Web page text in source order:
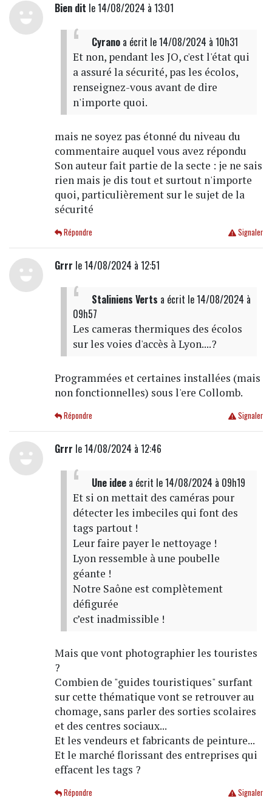
Bien dit le 14/08/2024 à 13:01
Cyranoa écrit le 14/08/2024 à 10h31
Et non, pendant les JO, c'est l'état qui
a assuré la sécurité, pas les écolos,
renseignez-vous avant de dire
n'importe quoi.
mais ne soyez pas étonné du niveau du
commentaire auquel vous avez répondu
Son auteur fait partie de la secte : je ne sais
rien mais je dis tout et surtout n'importe
quoi, particulièrement sur le sujet de la
sécurité
Signaler
Répondre
Grrr le 14/08/2024 à 12:51
Staliniens Verts a écrit le 14/08/2024 à
09h57
Les cameras thermiques des écolos
sur les voies d'accès à Lyon....?
Programmées et certaines installées (mais
non fonctionnelles) sous l'ere Collomb.
Signaler
Répondre
Grrr le 14/08/2024 à 12:46
Une ideea écrit le 14/08/2024 à 09h19
Et si on mettait des caméras pour
détecter les imbeciles qui font des
tags partout !
Leur faire payer le nettoyage !
Lyon ressemble à une poubelle
géante !
Notre Saône est complètement
défigurée
c’est inadmissible !
Mais que vont photographier les touristes
?
Combien de "guides touristiques" surfant
sur cette thématique vont se retrouver au
chomage, sans parler des sorties scolaires
et des centres sociaux...
Et les vendeurs et fabricants de peinture...
Et le marché florissant des entreprises qui
effacent les tags ?
Signaler
Répondre